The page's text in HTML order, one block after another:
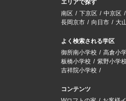
エリアで探す
南区
下京区 中京区
長岡京市
向日市 大
よく検索される学区
御所南小学校
高倉小
板橋小学校
紫野小学
吉祥院小学校
コンテンツ